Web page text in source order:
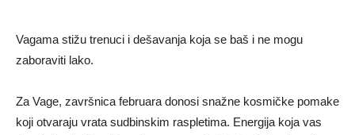
Vagama stižu trenuci i dešavanja koja se baš i ne mogu
zaboraviti lako.
Za Vage, završnica februara donosi snažne kosmičke pomake
koji otvaraju vrata sudbinskim raspletima. Energija koja vas